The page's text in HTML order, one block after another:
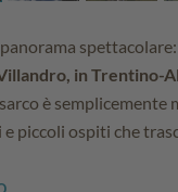
in Trentino-
è semplicemente
piccoli ospiti che